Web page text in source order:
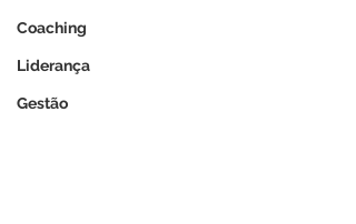
Coaching
Liderança
Gestão